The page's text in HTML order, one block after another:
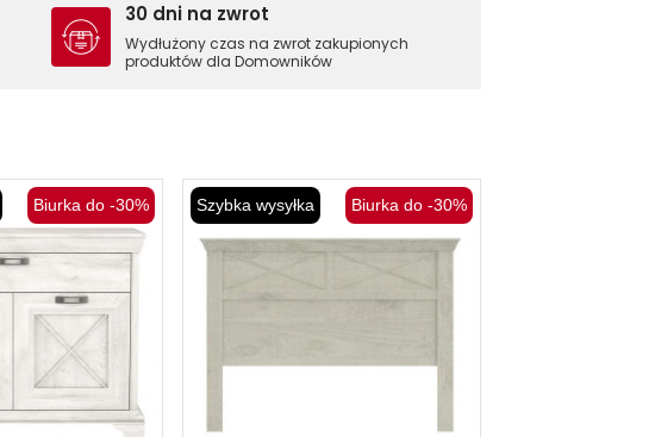
30 dni na zwrot
Wydłużony czas na zwrot zakupionych
produktów dla Domowników
Biurka do -30% Szybka wysyłka Biurka do -30%